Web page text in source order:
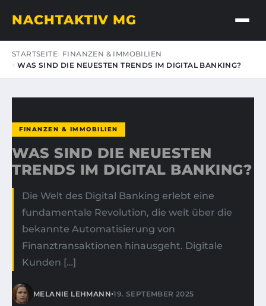
NACHTAKTIV MG
STARTSEITE FINANZEN & IMMOBILIEN
WAS SIND DIE NEUESTEN TRENDS IM DIGITAL BANKING?
FINANZEN & IMMOBILIEN
WAS SIND DIE NEUESTEN
TRENDS IM DIGITAL BANKING?
Die Welt des Digital Banking erlebt eine
fundamentale Revolution, die weit über die
bekannte Automatisierung von
Finanztransaktionen hinausgeht. Digitale
Kunden […]
MELANIE LEHMANN•19. SEPTEMBER 2025